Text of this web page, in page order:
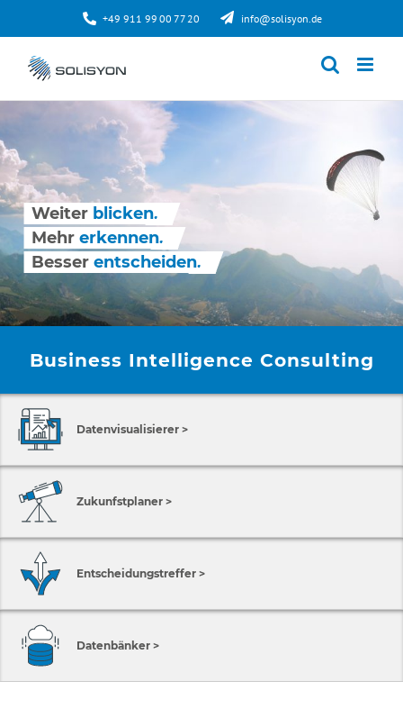
springen
+49 911 99 00 77 20 info@solisyon.de
Weiter blicken.
Mehr erkennen.
Besser entscheiden.
Business Intelligence Consulting
Datenvisualisierer >
Zukunfstplaner >
Entscheidungstreffer >
Datenbänker >